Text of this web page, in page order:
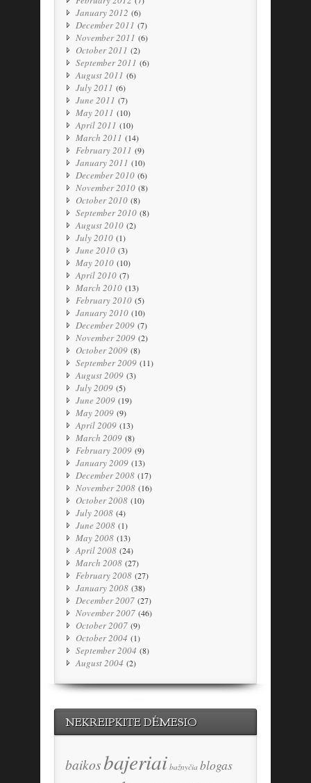
January 2012 (6)
December 2011 (7)
November 2011 (6)
October 2011 (2)
September 2011 (6)
August 2011 (6)
July 2011 (6)
June 2011 (7)
May 2011 (10)
April 2011 (10)
March 2011 (14)
February 2011 (9)
January 2011 (10)
December 2010 (6)
November 2010 (8)
October 2010 (8)
September 2010 (8)
August 2010 (2)
July 2010 (1)
June 2010 (3)
May 2010 (10)
April 2010 (7)
March 2010 (13)
February 2010 (5)
January 2010 (10)
December 2009 (7)
November 2009 (2)
October 2009 (8)
September 2009 (11)
August 2009 (3)
July 2009 (5)
June 2009 (19)
May 2009 (9)
April 2009 (13)
March 2009 (8)
February 2009 (9)
January 2009 (13)
December 2008 (17)
November 2008 (16)
October 2008 (10)
July 2008 (4)
June 2008 (1)
May 2008 (13)
April 2008 (24)
March 2008 (27)
February 2008 (27)
January 2008 (38)
December 2007 (27)
November 2007 (46)
October 2007 (9)
October 2004 (1)
September 2004 (8)
August 2004 (2)
NEKREIPKITE DĖMESIO
baikosbajeriai bažnyčia blogas